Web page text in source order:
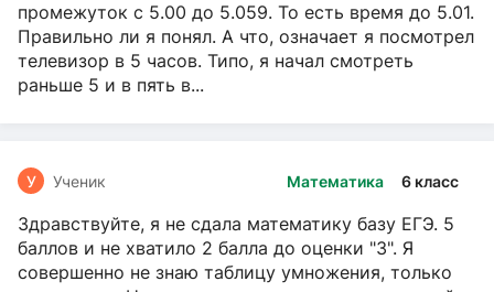
промежуток с 5.00 до 5.059. То есть время до 5.01.
Правильно ли я понял. А что, означает я посмотрел
телевизор в 5 часов. Типо, я начал смотреть
раньше 5 и в пять в...
Математика 6 класс
У Ученик
Здравствуйте, я не сдала математику базу ЕГЭ. 5
баллов и не хватило 2 балла до оценки "3". Я
совершенно не знаю таблицу умножения, только